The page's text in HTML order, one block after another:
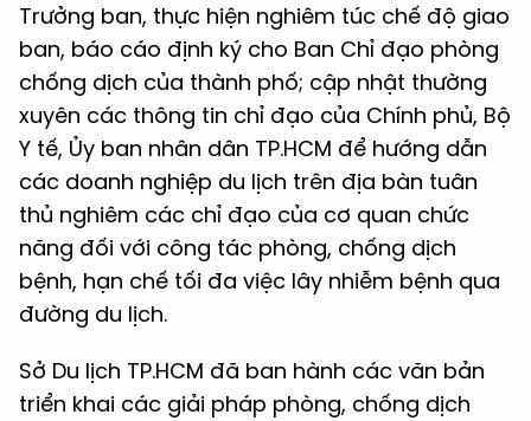
Trưởng ban, thực hiện nghiêm túc chế độ giao
ban, báo cáo định ký cho Ban Chỉ đạo phòng
chống dịch của thành phố; cập nhật thường
xuyên các thông tin chỉ đạo của Chính phủ, Bộ
Y tế, Ủy ban nhân dân TP.HCM để hướng dẫn
các doanh nghiệp du lịch trên địa bàn tuân
thủ nghiêm các chỉ đạo của cơ quan chức
năng đối với công tác phòng, chống dịch
bệnh, hạn chế tối đa việc lây nhiễm bệnh qua
đường du lịch.
Sở Du lịch TP.HCM đã ban hành các văn bản
triển khai các giải pháp phòng, chống dịch